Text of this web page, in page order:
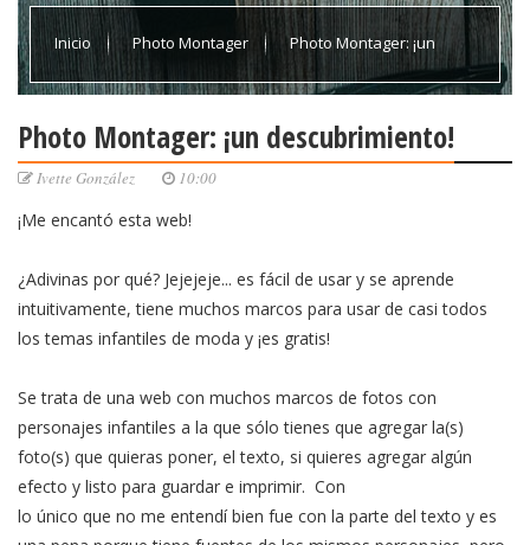
Inicio Photo Montager Photo Montager: ¡un
Photo Montager: ¡un descubrimiento!
Ivette González 10:00
¡Me encantó esta web!
¿Adivinas por qué? Jejejeje... es fácil de usar y se aprende
intuitivamente, tiene muchos marcos para usar de casi todos
los temas infantiles de moda y ¡es gratis!
Se trata de una web con muchos marcos de fotos con
personajes infantiles a la que sólo tienes que agregar la(s)
foto(s) que quieras poner, el texto, si quieres agregar algún
efecto y listo para guardar e imprimir. Con
lo único que no me entendí bien fue con la parte del texto y es